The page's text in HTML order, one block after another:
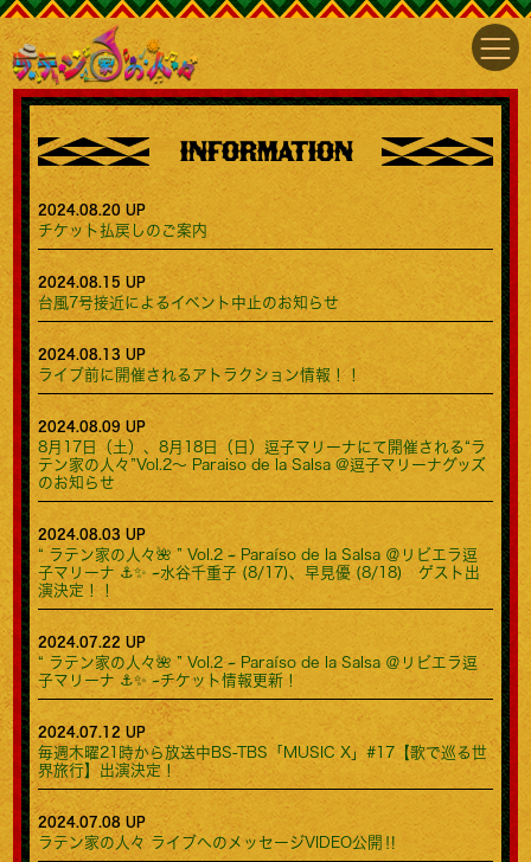
INFORMATION
2024.08.20 UP
チケット払戻しのご案内
2024.08.15 UP
台風7号接近によるイベント中止のお知らせ
2024.08.13 UP
ライブ前に開催されるアトラクション情報！！
2024.08.09 UP
8月17日（土）、8月18日（日）逗子マリーナにて開催される“ラ
テン家の人々”Vol.2〜 Paraiso de la Salsa @逗子マリーナグッズ
のお知らせ
2024.08.03 UP
“ ラテン家の⼈々🌺 ” Vol.2 ~ Paraíso de la Salsa ＠リビエラ逗
子マリーナ ⚓️✨ ~水谷千重子 (8/17)、早見優 (8/18) ゲスト出
演決定！！
2024.07.22 UP
“ ラテン家の⼈々🌺 ” Vol.2 ~ Paraíso de la Salsa ＠リビエラ逗
子マリーナ ⚓️✨ ~チケット情報更新！
2024.07.12 UP
毎週木曜21時から放送中BS-TBS「MUSIC X」#17【歌で巡る世
界旅行】出演決定！
2024.07.08 UP
ラテン家の人々 ライブへのメッセージVIDEO公開‼️